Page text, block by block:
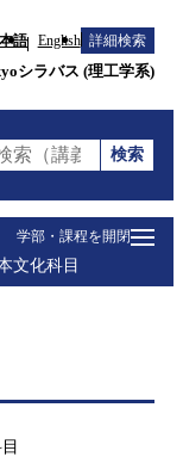
語 English 詳細検索
シラバス (理工学系)
（講義名・科目
検索
学部・課程を開閉
文化科目